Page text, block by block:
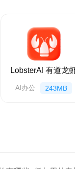
机 / 断网、
客户端正常启动、
LobsterAI 有道龙
AI办公 243MB